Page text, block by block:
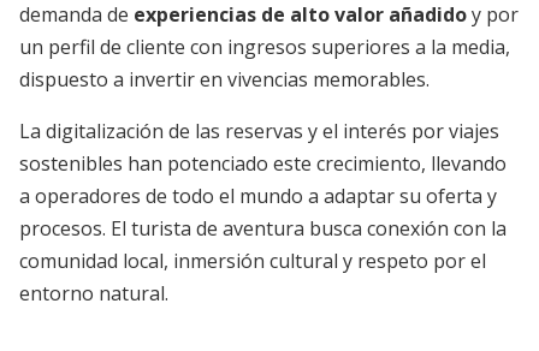
demanda de experiencias de alto valor añadidoy por
un perfil de cliente con ingresos superiores a la media,
dispuesto a invertir en vivencias memorables.
La digitalización de las reservas y el interés por viajes
sostenibles han potenciado este crecimiento, llevando
a operadores de todo el mundo a adaptar su oferta y
procesos. El turista de aventura busca conexión con la
comunidad local, inmersión cultural y respeto por el
entorno natural.